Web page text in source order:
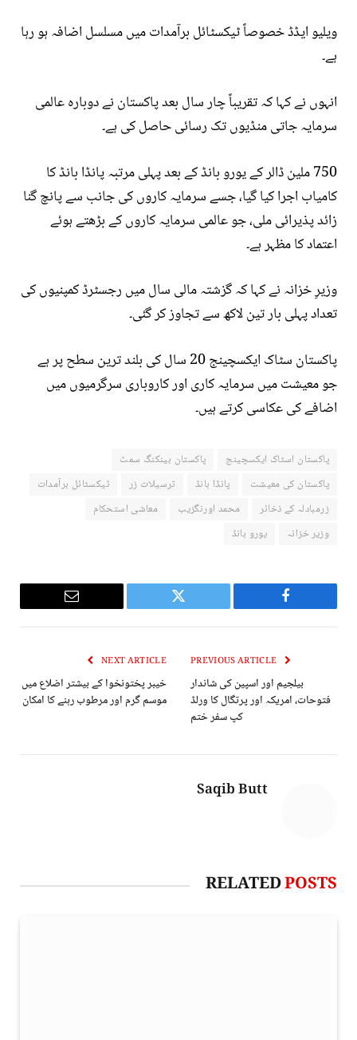
ویلیو ایڈڈ خصوصاً ٹیکسٹائل برآمدات میں مسلسل اضافہ ہو رہا
ہے۔
انہوں نے کہا کہ تقریباً چار سال بعد پاکستان نے دوبارہ عالمی
سرمایہ جاتی منڈیوں تک رسائی حاصل کی ہے۔
750 ملین ڈالر کے یورو بانڈ کے بعد پہلی مرتبہ پانڈا بانڈ کا
کامیاب اجرا کیا گیا، جسے سرمایہ کاروں کی جانب سے پانچ گنا
زائد پذیرائی ملی، جو عالمی سرمایہ کاروں کے بڑھتے ہوئے
اعتماد کا مظہر ہے۔
وزیرِ خزانہ نے کہا کہ گزشتہ مالی سال میں رجسٹرڈ کمپنیوں کی
تعداد پہلی بار تین لاکھ سے تجاوز کر گئی۔
پاکستان سٹاک ایکسچینج 20 سال کی بلند ترین سطح پر ہے
جو معیشت میں سرمایہ کاری اور کاروباری سرگرمیوں میں
اضافے کی عکاسی کرتے ہیں۔
پاکستان اسٹاک ایکسچینج
پاکستان بینکنگ سمٹ
پاکستان کی معیشت
پانڈا بانڈ ترسیلات زر
ٹیکسٹائل برآمدات
زرمبادلہ کے ذخائر
محمد اورنگزیب
معاشی استحکام
وزیر خزانہ
یورو بانڈ
Facebook
Twitter
Email
بیلجیم اور اسپین کی شاندار
فتوحات، امریکہ اور پرتگال کا ورلڈ
کپ سفر ختم
NEXT ARTICLE
خیبر پختونخوا کے بیشتر اضلاع میں
موسم گرم اور مرطوب رہنے کا امکان
Saqib Butt
RELATEDPOSTS